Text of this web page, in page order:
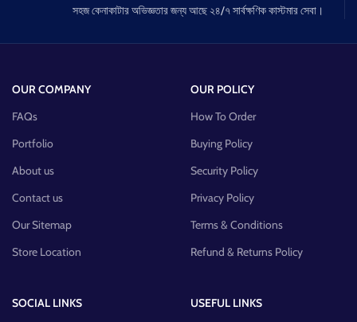
সহজ কেনাকাটার অভিজ্ঞতার জন্য আছে ২৪/৭ সার্বক্ষণিক কাস্টমার সেবা।
OUR COMPANY
FAQs
Portfolio
About us
Contact us
Our Sitemap
Store Location
OUR POLICY
How To Order
Buying Policy
Security Policy
Privacy Policy
Terms & Conditions
Refund & Returns Policy
SOCIAL LINKS
USEFUL LINKS